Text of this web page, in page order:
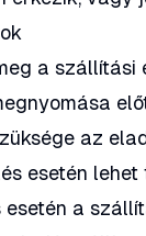
a szállítási
az
esetén lehet
a